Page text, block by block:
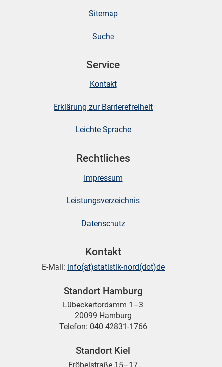
Sitemap
Suche
Service
Kontakt
Erklärung zur Barrierefreiheit
Leichte Sprache
Rechtliches
Impressum
Leistungsverzeichnis
Datenschutz
Kontakt
E-Mail: info(at)statistik-nord(dot)de
Standort Hamburg
Lübeckertordamm 1–3
20099 Hamburg
Telefon: 040 42831-1766
Standort Kiel
Fröbelstraße 15–17